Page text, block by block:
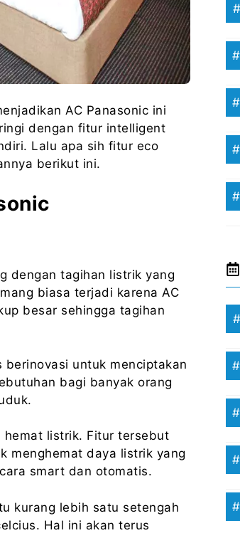
AC Panasonic ini
dengan fitur intelligent
Lalu apa sih fitur eco
berikut ini.
dengan tagihan listrik yang
biasa terjadi karena AC
besar sehingga tagihan
berinovasi untuk menciptakan
bagi banyak orang
hemat listrik. Fitur tersebut
menghemat daya listrik yang
smart dan otomatis.
kurang lebih satu setengah
Hal ini akan terus